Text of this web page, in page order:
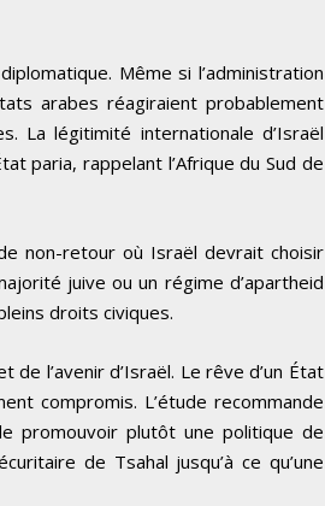
Même si l’administration
arabes réagiraient probablement
La légitimité internationale d’Israël
paria, rappelant l’Afrique du Sud de
non-retour où Israël devrait choisir
juive ou un régime d’apartheid
droits civiques.
l’avenir d’Israël. Le rêve d’un État
compromis. L’étude recommande
promouvoir plutôt une politique de
de Tsahal jusqu’à ce qu’une